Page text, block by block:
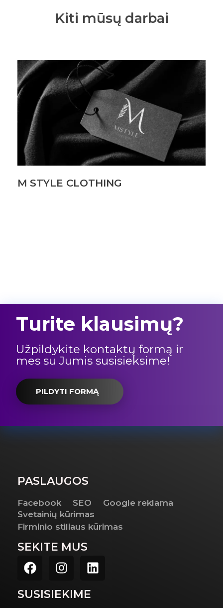
Kiti mūsų darbai
M STYLE CLOTHING
Turite klausimų?
Užpildykite kontaktų formą ir
mes su Jumis susisieksime!
PILDYTI FORMĄ
PASLAUGOS
Facebook SEO
Google reklama
Svetainių kūrimas
Firminio stiliaus kūrimas
SEKITE MUS
SUSISIEKIME